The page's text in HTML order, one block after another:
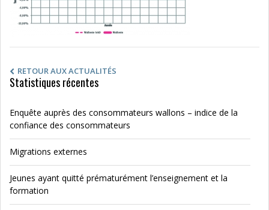
RETOUR AUX ACTUALITÉS
Statistiques récentes
Enquête auprès des consommateurs wallons – indice de la
confiance des consommateurs
Migrations externes
Jeunes ayant quitté prématurément l’enseignement et la
formation